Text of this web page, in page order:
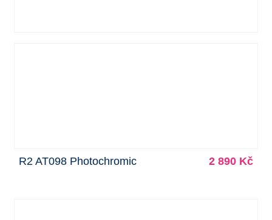
R2 AT098 Photochromic 2 890 Kč